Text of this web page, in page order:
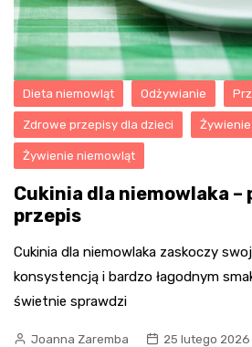
Dieta niemowląt Odżywianie
Zdrowe przepisy dla dzieci
Żywienie niemowląt
Cukinia dla niemowlaka
przepis
Cukinia dla niemowlaka zaskoczy
konsystencją i bardzo łagodnym
świetnie sprawdzi
Joanna Zaremba 25 lutego 2026